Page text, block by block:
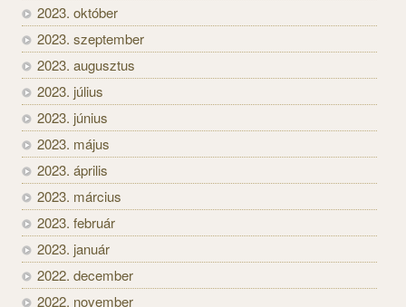
2023. október
2023. szeptember
2023. augusztus
2023. július
2023. június
2023. május
2023. április
2023. március
2023. február
2023. január
2022. december
2022. november